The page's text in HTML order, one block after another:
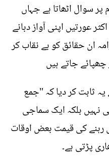
سوال اٹھاتا ہے جہاں
عورتیں اپنی آواز دبانے
ان حقائق کو بے نقاب کر
جاتے ہیں
ثابت کر دیا کہ "جمع
بلکہ ایک سماجی
رہنے کی قیمت بعض اوقات
پڑتی ہے۔